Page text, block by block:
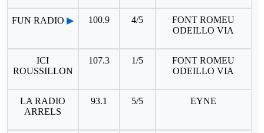
FUN RADIO ▶ 100.9 4/5
FONT ROMEU
ODEILLO VIA
ICI
ROUSSILLON
107.3 1/5
FONT ROMEU
ODEILLO VIA
LA RADIO
ARRELS
93.1 5/5 EYNE